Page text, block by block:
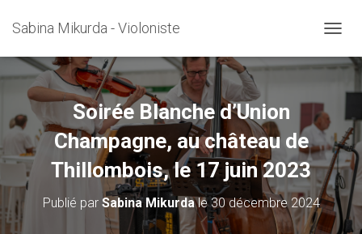
Sabina Mikurda - Violoniste
É
P
R
L
A
N
A
V
I
Soirée Blanche d’Union
Champagne, au château de
Thillombois, le 17 juin 2023
Publié par Sabina Mikurdale30 décembre 2024